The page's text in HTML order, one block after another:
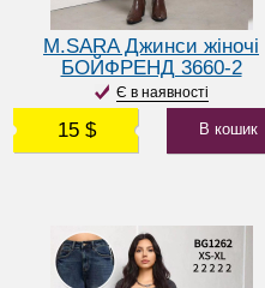
M.SARA Джинси жіночі
БОЙФРЕНД 3660-2
Є в наявності
15 $ В кошик